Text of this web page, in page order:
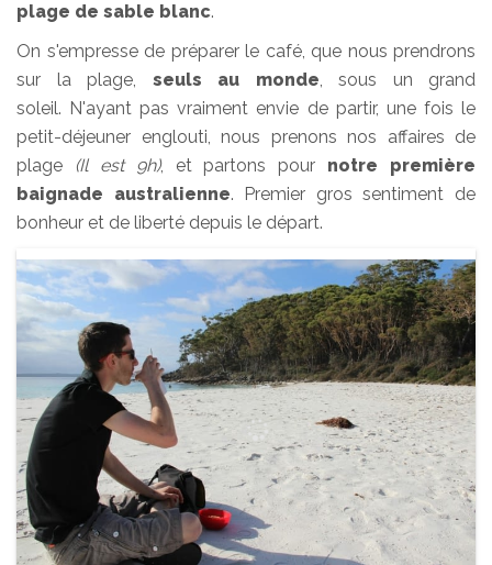
plage de sable blanc.
On s'empresse de préparer le café, que nous prendrons
sur la plage, seuls au monde, sous un grand
soleil. N'ayant pas vraiment envie de partir, une fois le
petit-déjeuner englouti, nous prenons nos affaires de
plage
(Il est 9h), et partons pour notre première
baignade australienne. Premier gros sentiment de
bonheur et de liberté depuis le départ.